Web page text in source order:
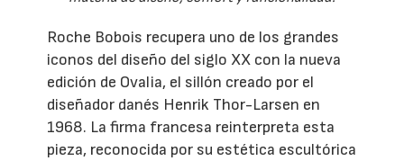
Roche Bobois recupera uno de los grandes
iconos del diseño del siglo XX con la nueva
edición de Ovalia, el sillón creado por el
diseñador danés Henrik Thor-Larsen en
1968. La firma francesa reinterpreta esta
pieza, reconocida por su estética escultórica